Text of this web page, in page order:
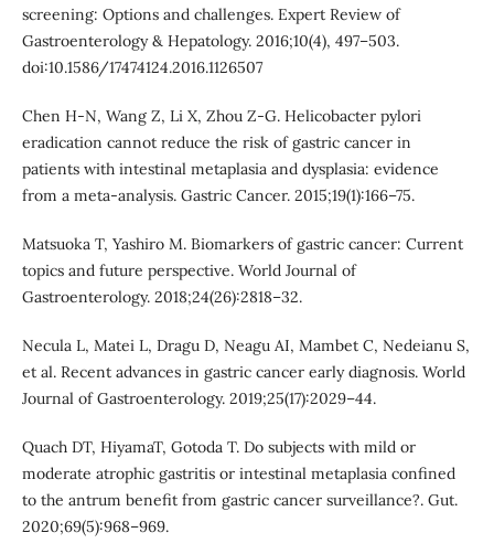
screening: Options and challenges. Expert Review of
Gastroenterology & Hepatology. 2016;10(4), 497–503.
doi:10.1586/17474124.2016.1126507
Chen H-N, Wang Z, Li X, Zhou Z-G. Helicobacter pylori
eradication cannot reduce the risk of gastric cancer in
patients with intestinal metaplasia and dysplasia: evidence
from a meta-analysis. Gastric Cancer. 2015;19(1):166–75.
Matsuoka T, Yashiro M. Biomarkers of gastric cancer: Current
topics and future perspective. World Journal of
Gastroenterology. 2018;24(26):2818–32.
Necula L, Matei L, Dragu D, Neagu AI, Mambet C, Nedeianu S,
et al. Recent advances in gastric cancer early diagnosis. World
Journal of Gastroenterology. 2019;25(17):2029–44.
Quach DT, HiyamaT, Gotoda T. Do subjects with mild or
moderate atrophic gastritis or intestinal metaplasia confined
to the antrum benefit from gastric cancer surveillance?. Gut.
2020;69(5):968–969.